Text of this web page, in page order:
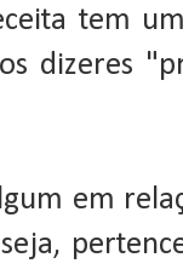
tem
dizeres
em